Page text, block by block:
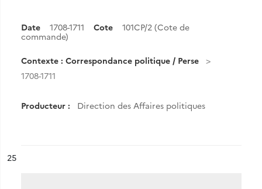
Date 1708-1711 Cote
101CP/2 (Cote de
commande)
Contexte : Correspondance politique / Perse
1708-1711
Producteur : Direction des Affaires politiques
n°
25